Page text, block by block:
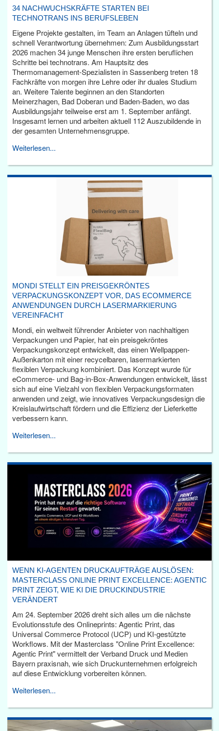
34 NACHWUCHSKRÄFTE STARTEN BEI
TECHNOTRANS INS BERUFSLEBEN
Eigene Projekte gestalten, im Team an Anlagen tüfteln und
schnell Verantwortung übernehmen: Zum Ausbildungsstart
2026 machen 34 junge Menschen ihre ersten beruflichen
Schritte bei technotrans. Am Hauptsitz des
Thermomanagement-Spezialisten in Sassenberg treten 18
Fachkräfte von morgen ihre Lehre oder ihr duales Studium
an. Weitere Talente beginnen an den Standorten
Meinerzhagen, Bad Doberan und Baden-Baden, wo das
Ausbildungsjahr teilweise erst am 1. September anfängt.
Insgesamt lernen und arbeiten aktuell 112 Auszubildende in
der gesamten Unternehmensgruppe.
Weiterlesen...
MONDI STELLT EIN PREISGEKRÖNTES
VERPACKUNGSKONZEPT VOR, DAS ECOMMERCE
ANWENDUNGEN DURCH LASERMARKIERUNG
VEREINFACHT
Mondi, ein weltweit führender Anbieter von nachhaltigen
Verpackungen und Papier, hat ein preisgekröntes
Verpackungskonzept entwickelt, das einen Wellpappen-
Außenkarton mit einer recycelbaren, lasermarkierten
flexiblen Verpackung kombiniert. Das Konzept wurde für
eCommerce- und Bag-in-Box-Anwendungen entwickelt, lässt
sich auf eine Vielzahl von flexiblen Verpackungsformaten
anwenden und zeigt, wie innovatives Verpackungsdesign die
Kreislaufwirtschaft fördern und die Effizienz der Lieferkette
verbessern kann.
Weiterlesen...
WENN KI-AGENTEN DRUCKAUFTRÄGE AUSLÖSEN:
MASTERCLASS ONLINE PRINT EXCELLENCE: AGENTIC
PRINT ZEIGT, WIE KI DIE DRUCKINDUSTRIE
VERÄNDERT
Am 24. September 2026 dreht sich alles um die nächste
Evolutionsstufe des Onlineprints: Agentic Print, das
Universal Commerce Protocol (UCP) und KI-gestützte
Workflows. Mit der Masterclass "Online Print Excellence:
Agentic Print" vermittelt der Verband Druck und Medien
Bayern praxisnah, wie sich Druckunternehmen erfolgreich
auf diese Entwicklung vorbereiten können.
Weiterlesen...